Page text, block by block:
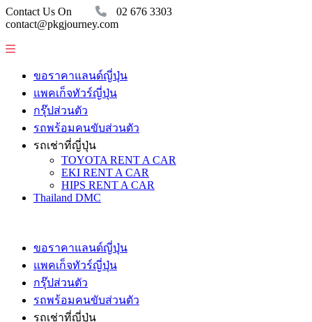
Contact Us On
02 676 3303
contact@pkgjourney.com
ขอราคาแลนด์ญี่ปุ่น
แพคเก็จทัวร์ญี่ปุ่น
กรุ๊ปส่วนตัว
รถพร้อมคนขับส่วนตัว
รถเช่าที่ญี่ปุ่น
TOYOTA RENT A CAR
EKI RENT A CAR
HIPS RENT A CAR
Thailand DMC
ขอราคาแลนด์ญี่ปุ่น
แพคเก็จทัวร์ญี่ปุ่น
กรุ๊ปส่วนตัว
รถพร้อมคนขับส่วนตัว
รถเช่าที่ญี่ปุ่น